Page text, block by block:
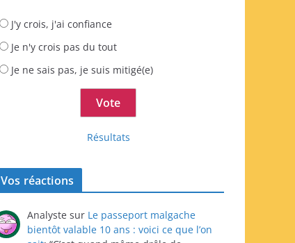
J'y crois, j'ai confiance
Je n'y crois pas du tout
Je ne sais pas, je suis mitigé(e)
Résultats
Vos réactions
Analyste sur Le passeport malgache
bientôt valable 10 ans : voici ce que l’on